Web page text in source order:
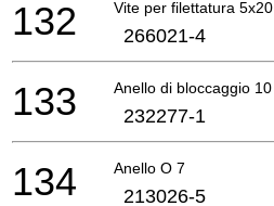
Vite per filettatura 5x20
132 266021-4
Anello di bloccaggio 10
133 232277-1
Anello O 7
134 213026-5